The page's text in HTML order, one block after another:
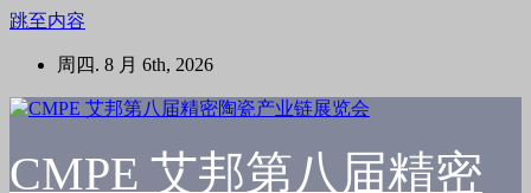
跳至内容
周四. 8 月 6th, 2026
CMPE 艾邦第八届精密